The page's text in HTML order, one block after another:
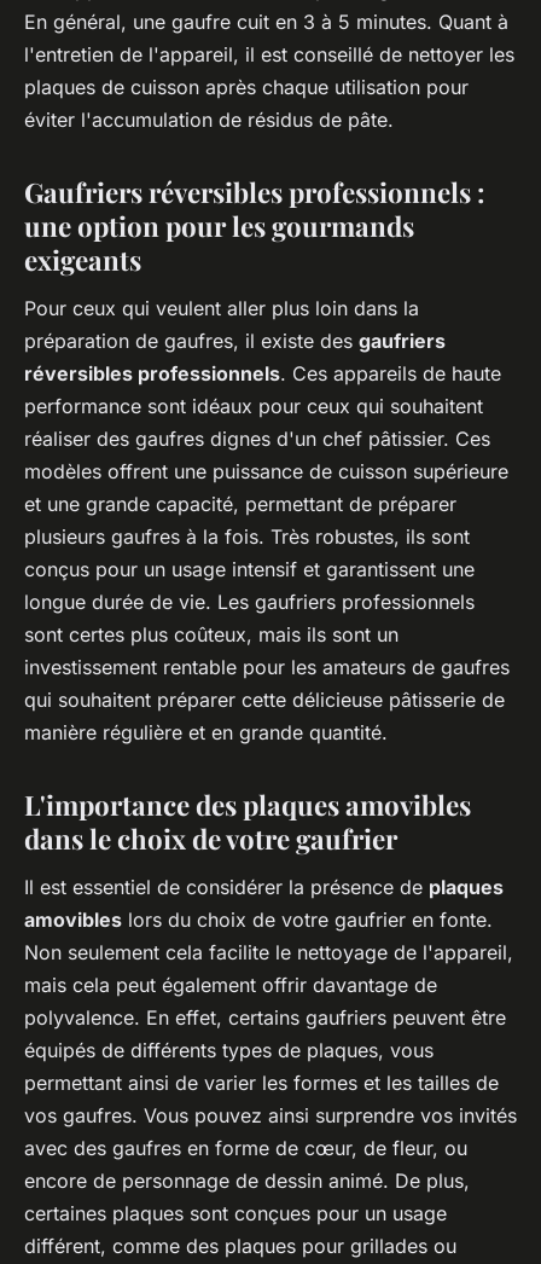
En général, une gaufre cuit en 3 à 5 minutes. Quant à
l'entretien de l'appareil, il est conseillé de nettoyer les
plaques de cuisson après chaque utilisation pour
éviter l'accumulation de résidus de pâte.
Gaufriers réversibles professionnels :
une option pour les gourmands
exigeants
Pour ceux qui veulent aller plus loin dans la
préparation de gaufres, il existe des gaufriers
réversibles professionnels. Ces appareils de haute
performance sont idéaux pour ceux qui souhaitent
réaliser des gaufres dignes d'un chef pâtissier. Ces
modèles offrent une puissance de cuisson supérieure
et une grande capacité, permettant de préparer
plusieurs gaufres à la fois. Très robustes, ils sont
conçus pour un usage intensif et garantissent une
longue durée de vie. Les gaufriers professionnels
sont certes plus coûteux, mais ils sont un
investissement rentable pour les amateurs de gaufres
qui souhaitent préparer cette délicieuse pâtisserie de
manière régulière et en grande quantité.
L'importance des plaques amovibles
dans le choix de votre gaufrier
Il est essentiel de considérer la présence de plaques
amovibles lors du choix de votre gaufrier en fonte.
Non seulement cela facilite le nettoyage de l'appareil,
mais cela peut également offrir davantage de
polyvalence. En effet, certains gaufriers peuvent être
équipés de différents types de plaques, vous
permettant ainsi de varier les formes et les tailles de
vos gaufres. Vous pouvez ainsi surprendre vos invités
avec des gaufres en forme de cœur, de fleur, ou
encore de personnage de dessin animé. De plus,
certaines plaques sont conçues pour un usage
différent, comme des plaques pour grillades ou